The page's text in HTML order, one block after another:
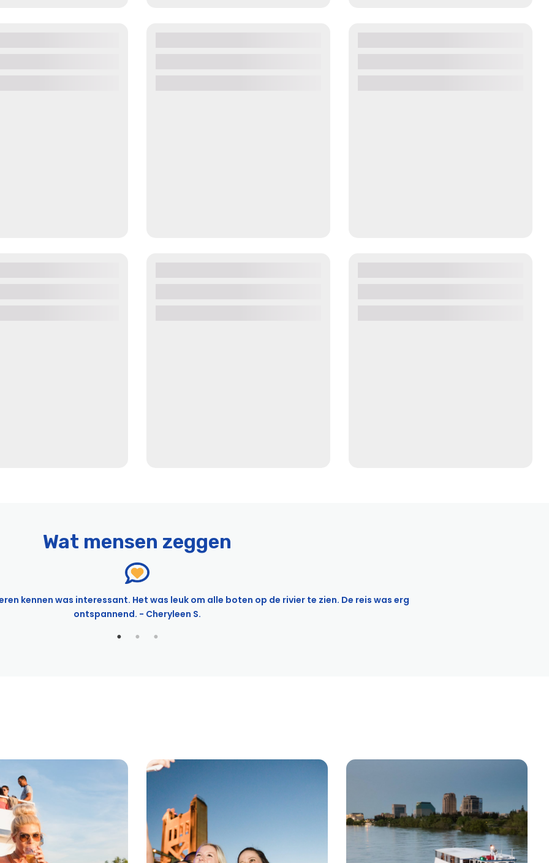
Wat mensen zeggen
kennen was interessant. Het was leuk om alle boten op de rivier te zien. De reis was erg
ontspannend. - Cheryleen S.